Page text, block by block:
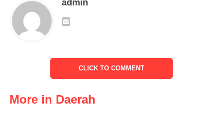
Kegiatan yang dipimpin langsung Danrem 133/NW Brigjen TNI
Amrin Ibrahim, S.I.P itu dilakukan sebagai bentuk kepedulian
Kegiatan tersebut sengaja dilakukan sebagai bentuk kepedulian
berat seringkali melintasi jalur tersebut.
admin
CLICK TO COMMENT
More in Daerah